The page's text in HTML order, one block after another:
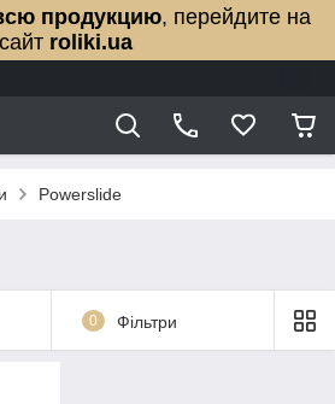
продукцию, перейдите на
сайт roliki.ua
Powerslide
0 Фільтри